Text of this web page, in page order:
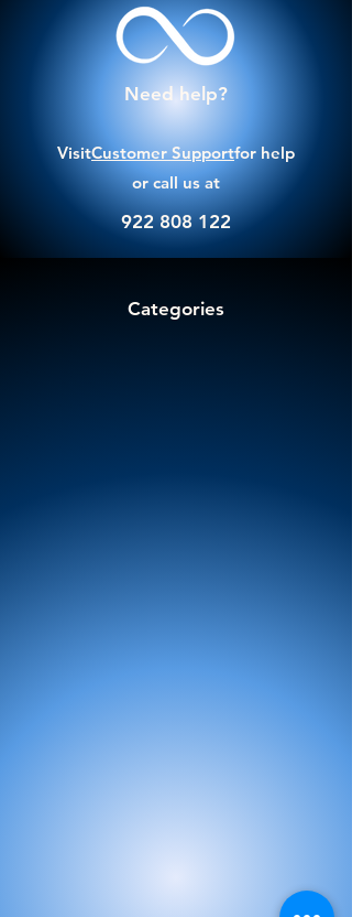
Need help?
VisitCustomer Supportfor help
or call us at
922 808 122
Categories